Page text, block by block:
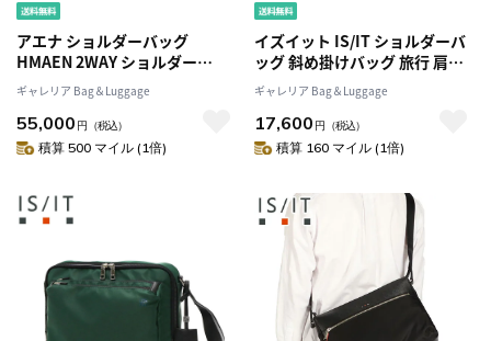
アエナ ショルダーバッグ
HMAEN 2WAY ショルダー
Kaede 2nd カエデ トートバッ
グ 斜めがけ ハンドル B5 本革 革
レザー 日本製 メンズ レディー
ス
ギャレリア Bag＆Luggage
55,000 円 （税込）
積算 500 マイル (1倍)
イズイット IS/IT ショルダーバ
ッグ 斜め掛けバッグ 旅行 肩掛
け ショルダー バッグ ナイロン
ツイル フロント 936112 (3113)
ギャレリア Bag＆Luggage
17,600 円 （税込）
積算 160 マイル (1倍)